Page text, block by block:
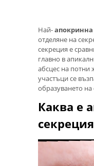
Най-
отделяне на
секреция е
главно в
абсцес на потни
участъци се
образуването на
Каква е